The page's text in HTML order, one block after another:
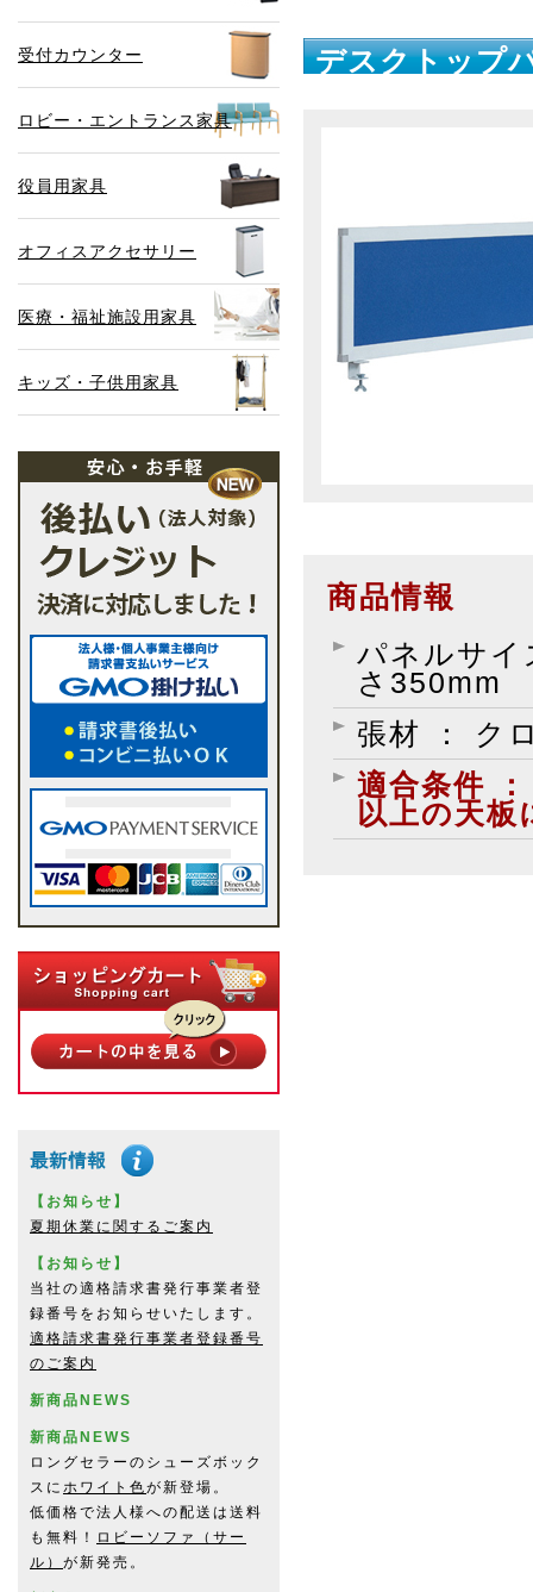
デスクトップ
商品情報
パネルサ
さ350mm
張材 ： ク
適合条件
以上の天板
受付カウンター
ロビー・エントランス家具
役員用家具
オフィスアクセサリー
医療・福祉施設用家具
キッズ・子供用家具
【お知らせ】
夏期休業に関するご案内
【お知らせ】
当社の適格請求書発行事業者登
録番号をお知らせいたします。
適格請求書発行事業者登録番号
のご案内
新商品NEWS
新商品NEWS
ロングセラーのシューズボック
スに ホワイト色が新登場。
低価格で法人様への配送は送料
も無料！
ロビーソファ（サー
ル） が新発売。